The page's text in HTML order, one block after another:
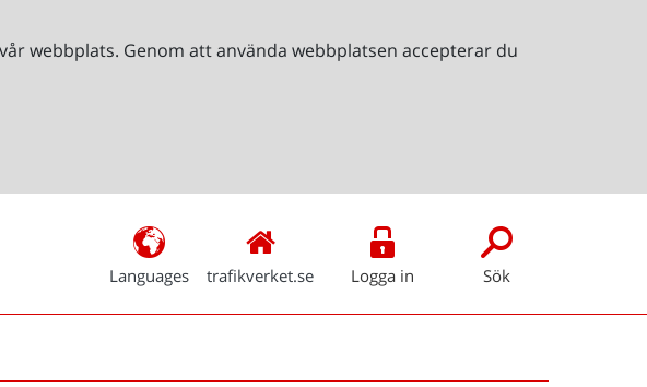
webbplats. Genom att använda webbplatsen accepterar du
Languages trafikverket.se Logga in Sök